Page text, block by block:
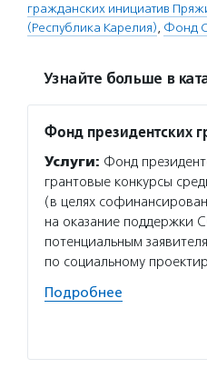
гражданских инициатив
(Республика Карелия), Фонд
Узнайте больше в
Фонд президентских
Услуги: Фонд
грантовые конкурсы
(в целях
на оказание поддержки
потенциальным
по социальному
Подробнее